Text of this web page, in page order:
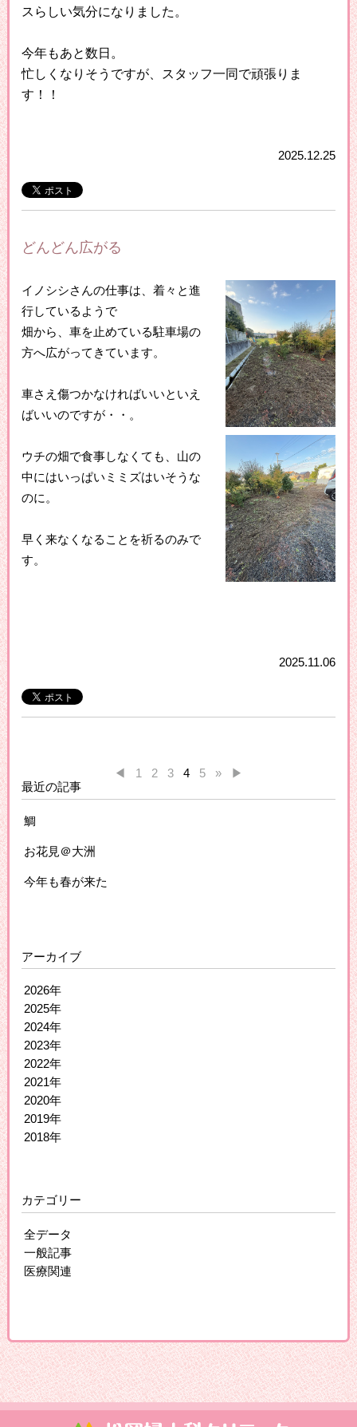
スらしい気分になりました。
今年もあと数日。
忙しくなりそうですが、スタッフ一同で頑張りま
す！！
2025.12.25
どんどん広がる
イノシシさんの仕事は、着々と進
行しているようで
畑から、車を止めている駐車場の
方へ広がってきています。
車さえ傷つかなければいいといえ
ばいいのですが・・。
ウチの畑で食事しなくても、山の
中にはいっぱいミミズはいそうな
のに。
早く来なくなることを祈るのみで
す。
2025.11.06
◀ 1 2 3 4 5 »
▶
最近の記事
鯛
お花見＠大洲
今年も春が来た
アーカイブ
2026年
2025年
2024年
2023年
2022年
2021年
2020年
2019年
2018年
カテゴリー
全データ
一般記事
医療関連